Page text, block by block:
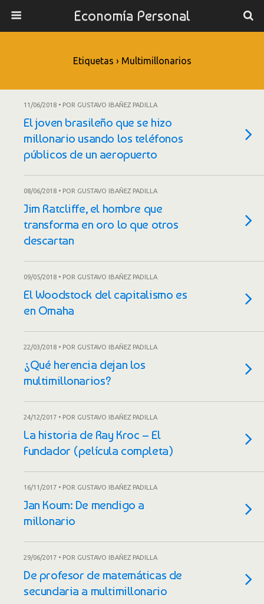
Economía Personal
Etiquetas › Multimillonarios
11/06/2018 • POR GUSTAVO IBAÑEZ PADILLA
El joven brasileño que se hizo
millonario usando los teléfonos
públicos de un aeropuerto
08/06/2018 • POR GUSTAVO IBAÑEZ PADILLA
Jim Ratcliffe, el hombre que
transforma en oro lo que otros
descartan
09/05/2018 • POR GUSTAVO IBAÑEZ PADILLA
El Woodstock del capitalismo es
en Omaha
22/03/2018 • POR GUSTAVO IBAÑEZ PADILLA
¿Qué herencia dejan los
multimillonarios?
24/12/2017 • POR GUSTAVO IBAÑEZ PADILLA
La historia de Ray Kroc – El
Fundador (película completa)
16/11/2017 • POR GUSTAVO IBAÑEZ PADILLA
Jan Koum: De mendigo a
millonario
29/06/2017 • POR GUSTAVO IBAÑEZ PADILLA
De profesor de matemáticas de
secundaria a multimillonario